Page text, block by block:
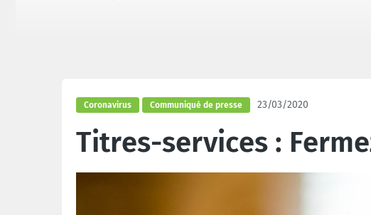
Coronavirus Communiqué de presse 23/03/2020
Titres-services :